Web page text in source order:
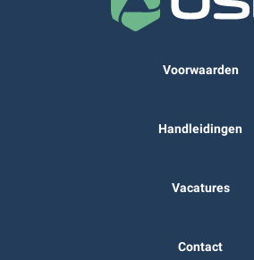
Voorwaarden
Handleidingen
Vacatures
Contact